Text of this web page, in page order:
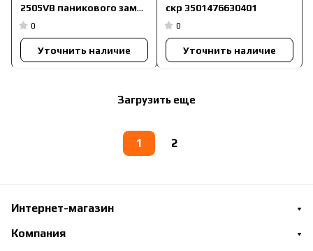
2505VB паникового замка
3501478620101
0
Уточнить наличие
скр 3501476630401
0
Уточнить наличие
Загрузить еще
1 2
Интернет-магазин
Компания